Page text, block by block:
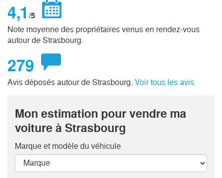
4,1 /5
Note moyenne des propriétaires venus en rendez-vous
autour de Strasbourg.
279
Avis déposés autour de Strasbourg. Voir tous les avis
Mon estimation pour vendre ma
voiture à Strasbourg
Marque et modèle du véhicule